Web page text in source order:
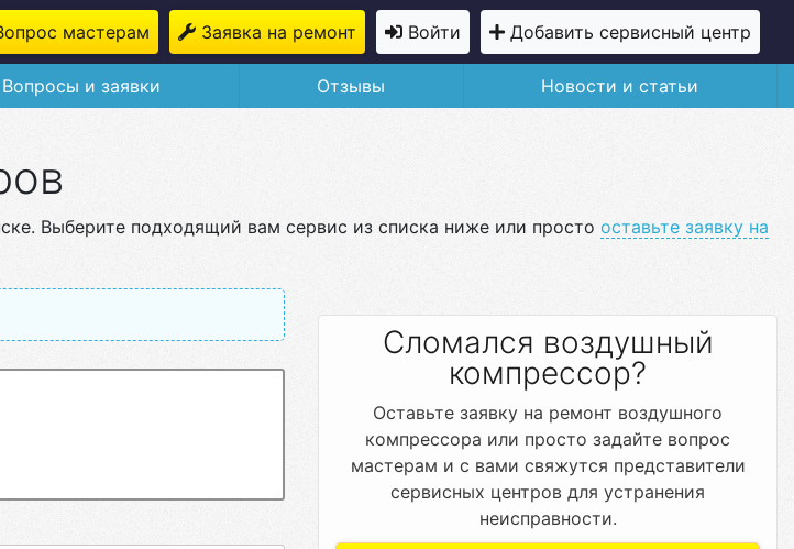
мастерам Заявка на ремонт Войти Добавить сервисный центр
Вопросы и заявки Отзывы Новости и статьи
Выберите подходящий вам сервис из списка ниже или просто оставьте заявку на
Сломался воздушный
компрессор?
Оставьте заявку на ремонт воздушного
компрессора или просто задайте вопрос
мастерам и с вами свяжутся представители
сервисных центров для устранения
неисправности.